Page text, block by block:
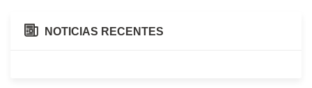
NOTICIAS RECENTES